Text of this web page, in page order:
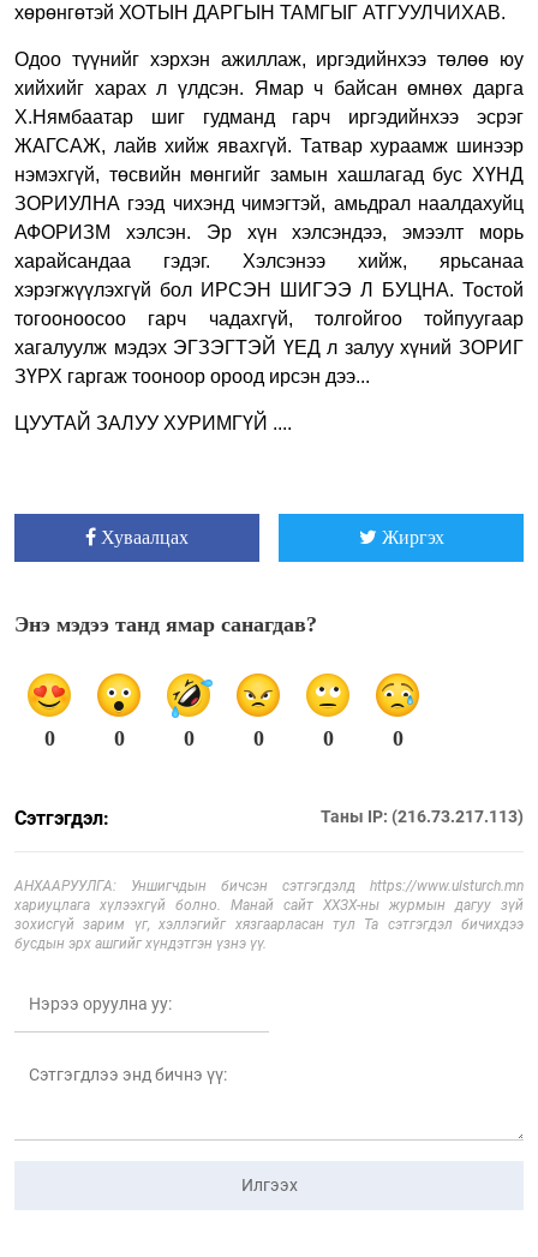
хөрөнгөтэй ХОТЫН ДАРГЫН ТАМГЫГ АТГУУЛЧИХАВ.
Одоо түүнийг хэрхэн ажиллаж, иргэдийнхээ төлөө юу
хийхийг харах л үлдсэн. Ямар ч байсан өмнөх дарга
Х.Нямбаатар шиг гудманд гарч иргэдийнхээ эсрэг
ЖАГСАЖ, лайв хийж явахгүй. Татвар хураамж шинээр
нэмэхгүй, төсвийн мөнгийг замын хашлагад бус ХҮНД
ЗОРИУЛНА гээд чихэнд чимэгтэй, амьдрал наалдахуйц
АФОРИЗМ хэлсэн. Эр хүн хэлсэндээ, эмээлт морь
харайсандаа гэдэг. Хэлсэнээ хийж, ярьсанаа
хэрэгжүүлэхгүй бол ИРСЭН ШИГЭЭ Л БУЦНА. Тостой
тогооноосоо гарч чадахгүй, толгойгоо тойпуугаар
хагалуулж мэдэх ЭГЗЭГТЭЙ ҮЕД л залуу хүний ЗОРИГ
ЗҮРХ гаргаж тооноор ороод ирсэн дээ...
ЦУУТАЙ ЗАЛУУ ХУРИМГҮЙ ....
Хуваалцах Жиргэх
Энэ мэдээ танд ямар санагдав?
0 0 0 0 0 0
Сэтгэгдэл: Таны IP: (216.73.217.113)
АНХААРУУЛГА: Уншигчдын бичсэн сэтгэгдэлд https://www.ulsturch.mn
хариуцлага хүлээхгүй болно. Манай сайт ХХЗХ-ны журмын дагуу зүй
зохисгүй зарим үг, хэллэгийг хязгаарласан тул Та сэтгэгдэл бичихдээ
бусдын эрх ашгийг хүндэтгэн үзнэ үү.
Илгээх